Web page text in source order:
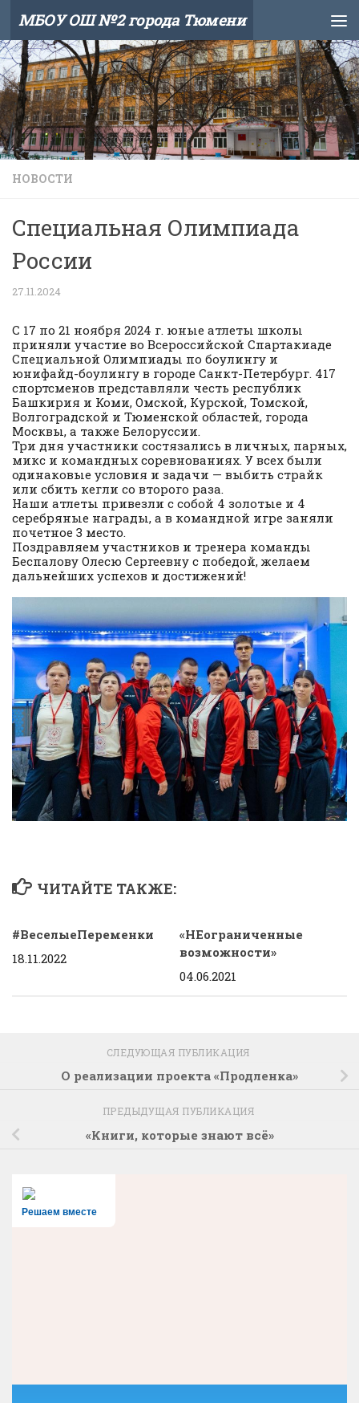
Skip to content
МБОУ ОШ №2 города Тюмени
НОВОСТИ
Специальная Олимпиада
России
27.11.2024
С 17 по 21 ноября 2024 г. юные атлеты школы
приняли участие во Всероссийской Спартакиаде
Специальной Олимпиады по боулингу и
юнифайд-боулингу в городе Санкт-Петербург. 417
спортсменов представляли честь республик
Башкирия и Коми, Омской, Курской, Томской,
Волгоградской и Тюменской областей, города
Москвы, а также Белоруссии.
Три дня участники состязались в личных, парных,
микс и командных соревнованиях. У всех были
одинаковые условия и задачи — выбить страйк
или сбить кегли со второго раза.
Наши атлеты привезли с собой 4 золотые и 4
серебряные награды, а в командной игре заняли
почетное 3 место.
Поздравляем участников и тренера команды
Беспалову Олесю Сергеевну с победой, желаем
дальнейших успехов и достижений!
ЧИТАЙТЕ ТАКЖЕ:
#ВеселыеПеременки
18.11.2022
«НЕограниченные
возможности»
04.06.2021
СЛЕДУЮЩАЯ ПУБЛИКАЦИЯ
О реализации проекта «Продленка»
ПРЕДЫДУЩАЯ ПУБЛИКАЦИЯ
«Книги, которые знают всё»
Решаем вместе